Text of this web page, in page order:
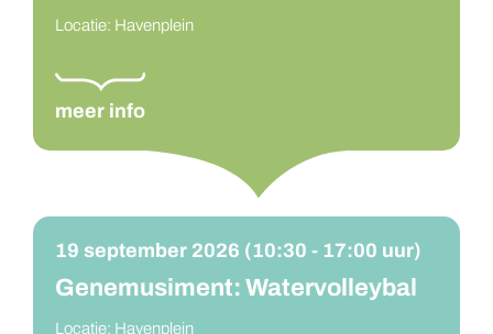
Locatie: Havenplein
19 september 2026 (10:30 - 17:00 uur)
Genemusiment: Watervolleybal
Locatie: Havenplein